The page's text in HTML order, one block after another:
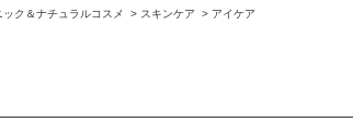
ック＆ナチュラルコスメ > スキンケア > アイケア